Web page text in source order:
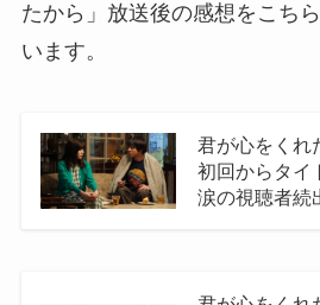
たから」放送後の感想をこち
います。
君が心をくれ
初回からタイ
涙の視聴者続